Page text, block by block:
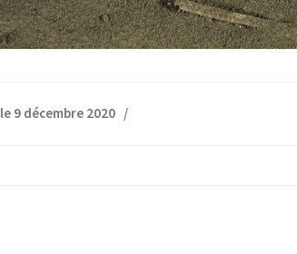
le 9 décembre 2020 /